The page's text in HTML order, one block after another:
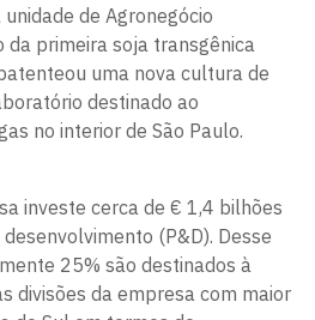
de Agronegócio
da primeira soja transgênica
uma nova cultura de
destinado ao
no interior de São Paulo.
investe cerca de € 1,4 bilhões
(P&D). Desse
25% são destinados à
divisões da empresa com maior